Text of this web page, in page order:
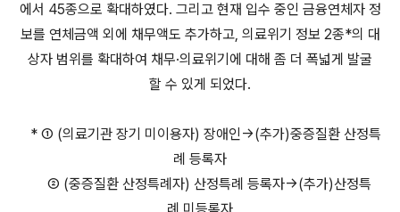
에서 45종으로 확대하였다. 그리고 현재 입수 중인 금융연체자 정
보를 연체금액 외에 채무액도 추가하고, 의료위기 정보 2종*의 대
상자 범위를 확대하여 채무·의료위기에 대해 좀 더 폭넓게 발굴
할 수 있게 되었다.
* ① (의료기관 장기 미이용자) 장애인→(추가)중증질환 산정특
례 등록자
② (중증질환 산정특례자) 산정특례 등록자→(추가)산정특